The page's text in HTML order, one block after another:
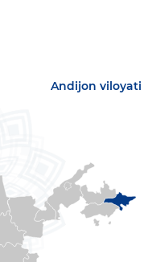
Andijon viloyati